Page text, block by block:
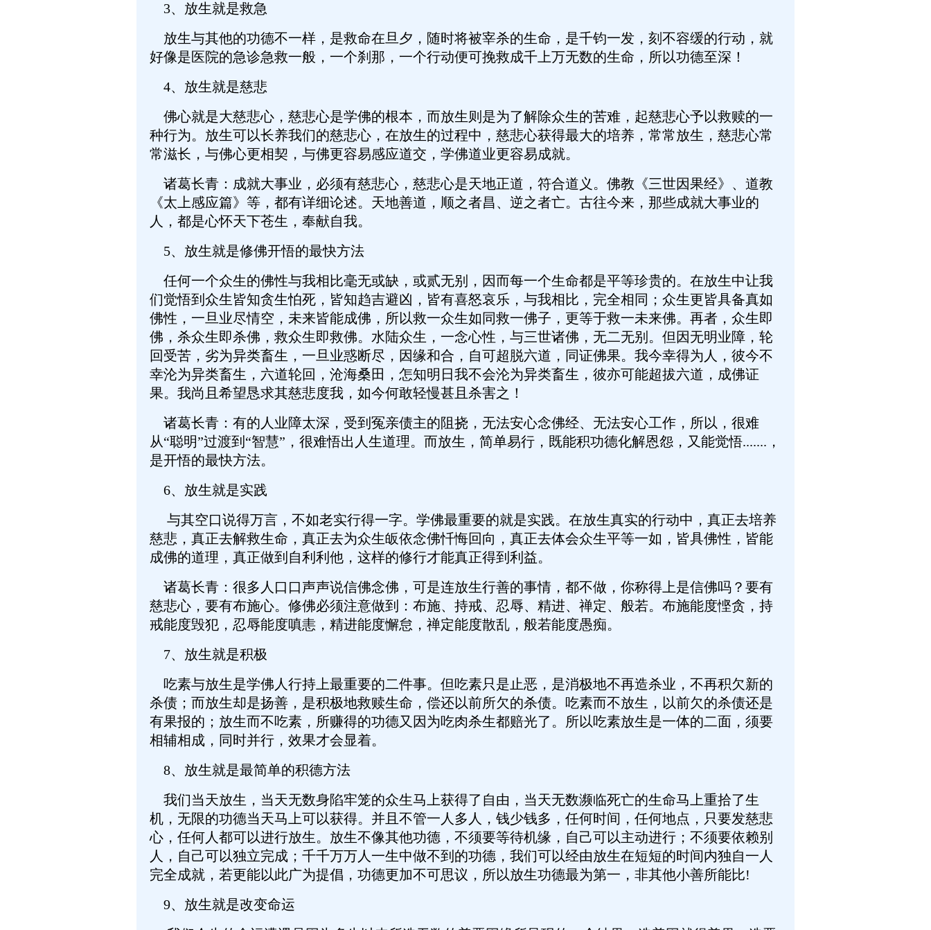
3、放生就是救急
放生与其他的功德不一样，是救命在旦夕，随时将被宰杀的生命，是千钧一发，刻不容缓的行动，就
好像是医院的急诊急救一般，一个刹那，一个行动便可挽救成千上万无数的生命，所以功德至深！
4、放生就是慈悲
佛心就是大慈悲心，慈悲心是学佛的根本，而放生则是为了解除众生的苦难，起慈悲心予以救赎的一
种行为。放生可以长养我们的慈悲心，在放生的过程中，慈悲心获得最大的培养，常常放生，慈悲心常
常滋长，与佛心更相契，与佛更容易感应道交，学佛道业更容易成就。
诸葛长青：成就大事业，必须有慈悲心，慈悲心是天地正道，符合道义。佛教《三世因果经》、道教
《太上感应篇》等，都有详细论述。天地善道，顺之者昌、逆之者亡。古往今来，那些成就大事业的
人，都是心怀天下苍生，奉献自我。
5、放生就是修佛开悟的最快方法
任何一个众生的佛性与我相比毫无或缺，或贰无别，因而每一个生命都是平等珍贵的。在放生中让我
们觉悟到众生皆知贪生怕死，皆知趋吉避凶，皆有喜怒哀乐，与我相比，完全相同；众生更皆具备真如
佛性，一旦业尽情空，未来皆能成佛，所以救一众生如同救一佛子，更等于救一未来佛。再者，众生即
佛，杀众生即杀佛，救众生即救佛。水陆众生，一念心性，与三世诸佛，无二无别。但因无明业障，轮
回受苦，劣为异类畜生，一旦业惑断尽，因缘和合，自可超脱六道，同证佛果。我今幸得为人，彼今不
幸沦为异类畜生，六道轮回，沧海桑田，怎知明日我不会沦为异类畜生，彼亦可能超拔六道，成佛证
果。我尚且希望恳求其慈悲度我，如今何敢轻慢甚且杀害之！
诸葛长青：有的人业障太深，受到冤亲债主的阻挠，无法安心念佛经、无法安心工作，所以，很难
从“聪明”过渡到“智慧”，很难悟出人生道理。而放生，简单易行，既能积功德化解恩怨，又能觉悟.......，
是开悟的最快方法。
6、放生就是实践
与其空口说得万言，不如老实行得一字。学佛最重要的就是实践。在放生真实的行动中，真正去培养
慈悲，真正去解救生命，真正去为众生皈依念佛忏悔回向，真正去体会众生平等一如，皆具佛性，皆能
成佛的道理，真正做到自利利他，这样的修行才能真正得到利益。
诸葛长青：很多人口口声声说信佛念佛，可是连放生行善的事情，都不做，你称得上是信佛吗？要有
慈悲心，要有布施心。修佛必须注意做到：布施、持戒、忍辱、精进、禅定、般若。布施能度悭贪，持
戒能度毁犯，忍辱能度嗔恚，精进能度懈怠，禅定能度散乱，般若能度愚痴。
7、放生就是积极
吃素与放生是学佛人行持上最重要的二件事。但吃素只是止恶，是消极地不再造杀业，不再积欠新的
杀债；而放生却是扬善，是积极地救赎生命，偿还以前所欠的杀债。吃素而不放生，以前欠的杀债还是
有果报的；放生而不吃素，所赚得的功德又因为吃肉杀生都赔光了。所以吃素放生是一体的二面，须要
相辅相成，同时并行，效果才会显着。
8、放生就是最简单的积德方法
我们当天放生，当天无数身陷牢笼的众生马上获得了自由，当天无数濒临死亡的生命马上重拾了生
机，无限的功德当天马上可以获得。并且不管一人多人，钱少钱多，任何时间，任何地点，只要发慈悲
心，任何人都可以进行放生。放生不像其他功德，不须要等待机缘，自己可以主动进行；不须要依赖别
人，自己可以独立完成；千千万万人一生中做不到的功德，我们可以经由放生在短短的时间内独自一人
完全成就，若更能以此广为提倡，功德更加不可思议，所以放生功德最为第一，非其他小善所能比!
9、放生就是改变命运